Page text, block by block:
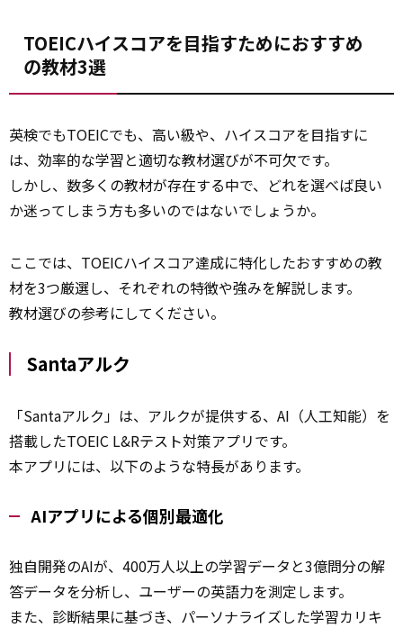
TOEICハイスコアを目指すためにおすすめ
の教材3選
英検でもTOEICでも、高い級や、ハイスコアを目指すに
は、効率的な学習と適切な教材選びが不可欠です。
しかし、数多くの教材が存在する中で、どれを選べば良い
か迷ってしまう方も多いのではないでしょうか。
ここでは、TOEICハイスコア達成に特化したおすすめの教
材を3つ厳選し、それぞれの特徴や強みを解説します。
教材選びの参考にしてください。
Santaアルク
「Santaアルク」は、アルクが提供する、AI（人工知能）を
搭載したTOEIC L&Rテスト対策アプリです。
本アプリには、以下のような特長があります。
AIアプリによる個別最適化
独自開発のAIが、400万人以上の学習データと3億問分の解
答データを分析し、ユーザーの英語力を測定します。
また、診断結果に基づき、パーソナライズした学習カリキ